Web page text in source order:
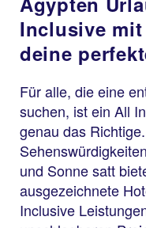
Inclusive
deine
Für alle, die eine
suchen, ist ein All
genau das
und Sonne satt
ausgezeichnete
Inclusive